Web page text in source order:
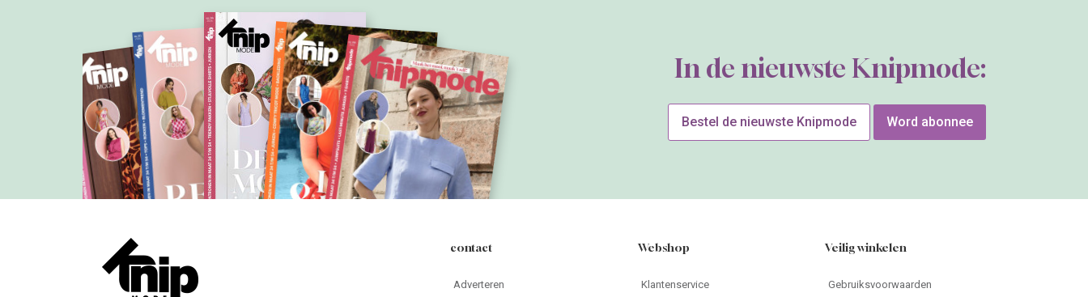
In de nieuwste Knipmode:
Bestel de nieuwste Knipmode Word abonnee
contact
Adverteren
Webshop
Klantenservice
Veilig winkelen
Gebruiksvoorwaarden